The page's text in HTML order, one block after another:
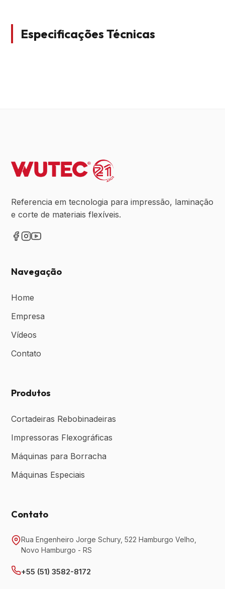
Especificações Técnicas
Referencia em tecnologia para impressão, laminação
e corte de materiais flexíveis.
Navegação
Home
Empresa
Vídeos
Contato
Produtos
Cortadeiras Rebobinadeiras
Impressoras Flexográficas
Máquinas para Borracha
Máquinas Especiais
Contato
Rua Engenheiro Jorge Schury, 522 Hamburgo Velho,
Novo Hamburgo - RS
+55 (51) 3582-8172